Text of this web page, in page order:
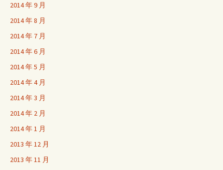
2014 年 9 月
2014 年 8 月
2014 年 7 月
2014 年 6 月
2014 年 5 月
2014 年 4 月
2014 年 3 月
2014 年 2 月
2014 年 1 月
2013 年 12 月
2013 年 11 月